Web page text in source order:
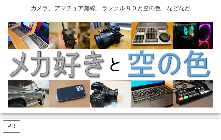
カメラ、アマチュア無線、ランクル８０と空の色 などなど
PR